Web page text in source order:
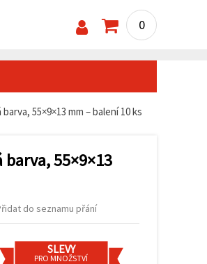
0
55×9×13 mm – balení 10 ks
55×9×13
do seznamu přání
SLEVY
PRO MNOŽSTVÍ